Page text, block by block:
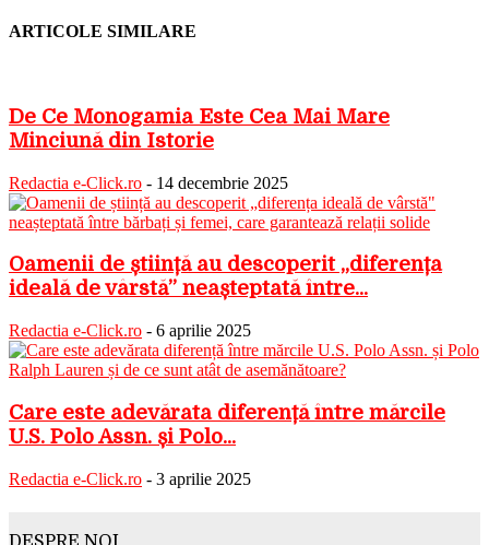
ARTICOLE SIMILARE
De Ce Monogamia Este Cea Mai Mare
Minciună din Istorie
Redactia e-Click.ro - 14 decembrie 2025
Oamenii de știință au descoperit „diferența
ideală de vârstă” neașteptată între...
Redactia e-Click.ro - 6 aprilie 2025
Care este adevărata diferență între mărcile
U.S. Polo Assn. și Polo...
Redactia e-Click.ro - 3 aprilie 2025